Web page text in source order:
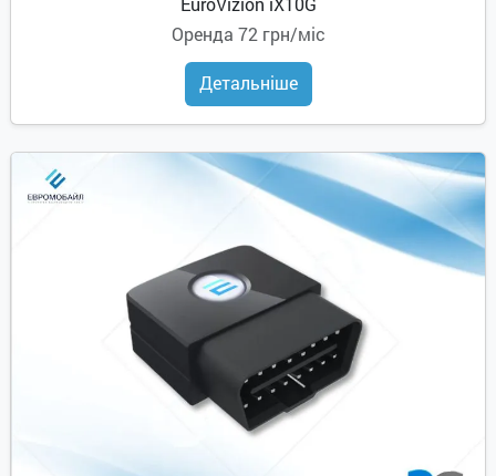
Оренда 72 грн/міс
Детальніше